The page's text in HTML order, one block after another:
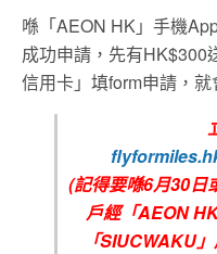
喺「AEON HK」手機
成功申請，先有HK$300
信用卡」填form申請，就
(記得要喺6月30日
戶經「AEON
「SIUCWAKU